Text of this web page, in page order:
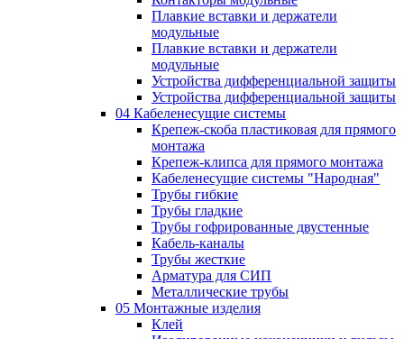
Плавкие вставки и держатели
модульные
Плавкие вставки и держатели
модульные
Устройства дифференциальной защиты
Устройства дифференциальной защиты
04 Кабеленесущие системы
Крепеж-скоба пластиковая для прямого
монтажа
Крепеж-клипса для прямого монтажа
Кабеленесущие системы "Народная"
Трубы гибкие
Трубы гладкие
Трубы гофрированные двустенные
Кабель-каналы
Трубы жесткие
Арматура для СИП
Металлические трубы
05 Монтажные изделия
Клей